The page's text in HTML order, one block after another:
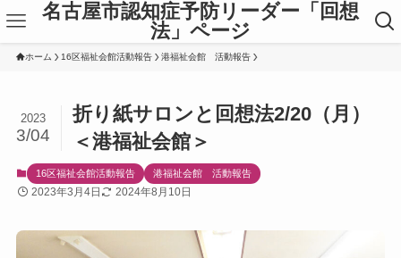
名古屋市認知症予防リーダー「回想
法」ページ
ホーム 16区福祉会館活動報告 港福祉会館 活動報告
折り紙サロンと回想法2/20（月）
＜港福祉会館＞
2023
3/04
16区福祉会館活動報告 港福祉会館 活動報告
2023年3月4日 2024年8月10日